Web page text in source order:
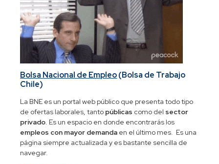
Bolsa Nacional de Empleo(Bolsa de Trabajo
Chile)
La BNE es un portal web público que presenta todo tipo
de ofertas laborales, tanto públicas como del sector
privado. Es un espacio en donde encontrarás los
empleos con mayor demanda en el último mes. Es una
página siempre actualizada y es bastante sencilla de
navegar.